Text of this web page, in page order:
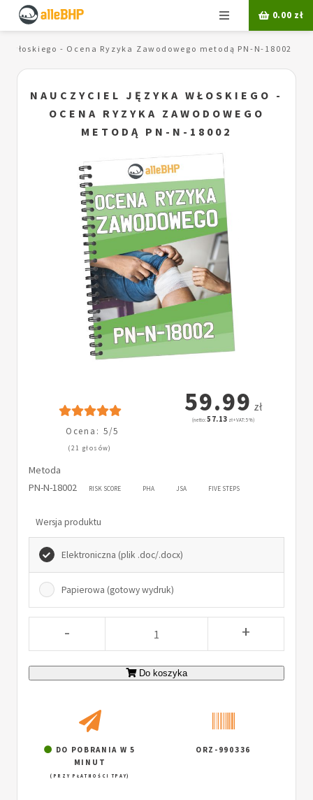
Menu 0.00 zł
włoskiego - Ocena Ryzyka Zawodowego metodą PN-N-18002
NAUCZYCIEL JĘZYKA WŁOSKIEGO -
OCENA RYZYKA ZAWODOWEGO
METODĄ PN-N-18002
Ocena: 5/5
(21 głosów)
59.99 zł
(netto:57.13 zł + VAT: 5%)
Metoda
PN-N-18002
RISK SCORE PHA JSA FIVE STEPS
Wersja produktu
Elektroniczna (plik .doc/.docx)
Papierowa (gotowy wydruk)
- +
Do koszyka
DO POBRANIA W 5
MINUT
(PRZY PŁATNOŚCI TPAY)
ORZ-990336